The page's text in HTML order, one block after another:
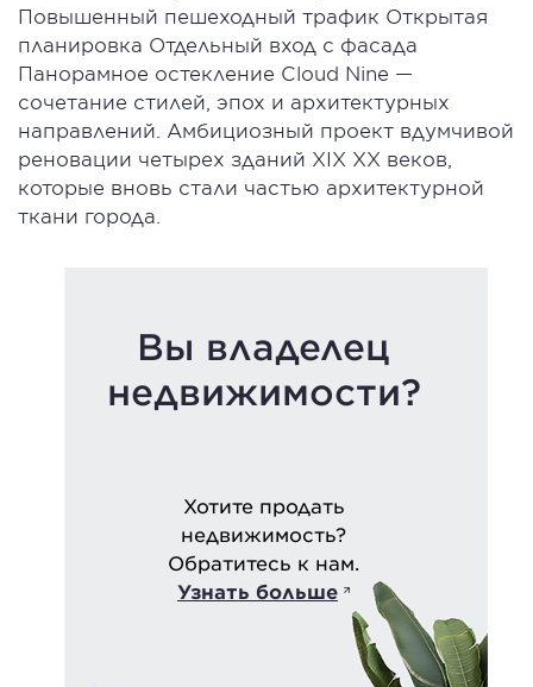
Повышенный пешеходный трафик Открытая
планировка Отдельный вход с фасада
Панорамное остекление Cloud Nine —
сочетание стилей, эпох и архитектурных
направлений. Амбициозный проект вдумчивой
реновации четырех зданий XIX XX веков,
которые вновь стали частью архитектурной
ткани города.
Вы владелец
недвижимости?
Хотите продать
недвижимость?
Обратитесь к нам.
Узнать больше